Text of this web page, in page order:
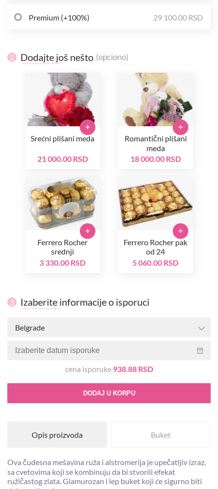
Premium (+100%) 29 100.00 RSD
2 Dodajte još nešto (opciono)
Srećni plišani meda
21 000.00 RSD
+
Romantični plišani
meda
18 000.00 RSD
+
Ferrero Rocher
srednji
3 330.00 RSD
+
Ferrero Rocher pak
od 24
5 060.00 RSD
+
3 Izaberite informacije o isporuci
Belgrade
cena isporuke 938.88 RSD
DODAJ U KORPU
Opis proizvoda Buket
Ova čudesna mešavina ruža i alstromerija je upečatljiv izraz,
sa cvetovima koji se kombinuju da bi stvorili efekat
ružičastog zlata. Glamurozan i lep buket koji će sigurno biti